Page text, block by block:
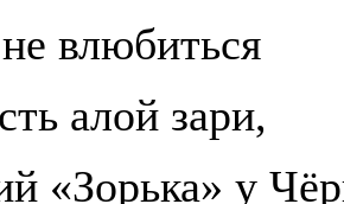
влюбиться
алой зари,
«Зорька» у